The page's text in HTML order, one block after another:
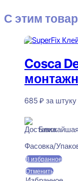
С этим
Cosca
685 ₽ за штуку
Фасовка/
В избранное
Отменить